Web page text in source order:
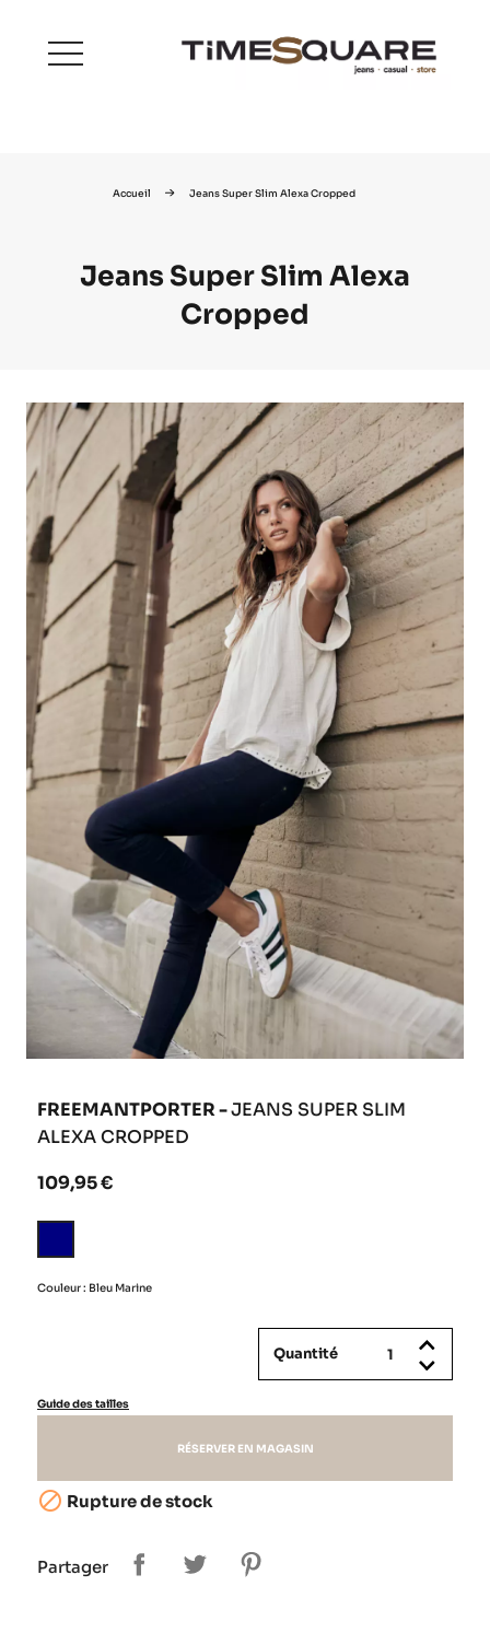
menu
Accueil Jeans Super Slim Alexa Cropped
Jeans Super Slim Alexa
Cropped
FREEMANTPORTER -JEANS SUPER SLIM
ALEXA CROPPED
109,95 €
Marine
Couleur : Bleu Marine
Quantité
Guide des tailles
RÉSERVER EN MAGASIN
 Rupture de stock
Partager